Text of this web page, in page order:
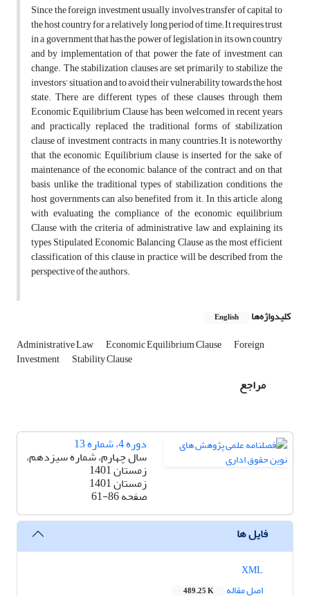
Since the foreign investment usually involves transfer of capital to
the host country for a relatively long period of time; It requires trust
in a government that has the power of legislation in its own country
and by implementation of that power the fate of investment can
change. The stabilization clauses are set primarily to stabilize the
investors’ situation and to avoid their vulnerability towards the host
state. There are different types of these clauses through them
Economic Equilibrium Clause has been welcomed in recent years
and practically replaced the traditional forms of stabilization
clause of investment contracts in many countries.It is noteworthy
that the economic Equilibrium clause is inserted for the sake of
maintenance of the economic balance of the contract, and on that
basis, unlike the traditional types of stabilization conditions, the
host governments can also benefited from it. In this article, along
with evaluating the compliance of the economic equilibrium
Clause with the criteria of administrative law and explaining its
types Stipulated Economic Balancing Clause as the most efficient
classification of this clause in practice will be described from the
perspective of the authors.
کلیدواژه‌ها English
Administrative Law Economic Equilibrium Clause Foreign
Investment Stability Clause
مراجع
دوره 4، شماره 13
سال چهارم، شماره سیزدهم،
زمستان 1401
زمستان 1401
صفحه61-86
فایل ها
اصل مقاله
489.25 K